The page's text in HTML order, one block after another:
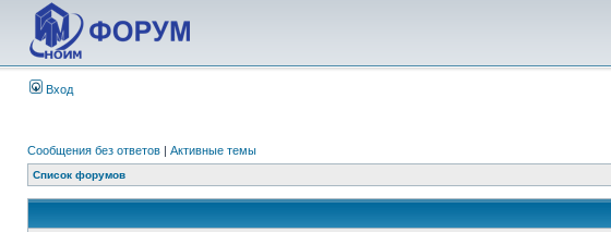
Вход
Сообщения без ответов | Активные темы
Список форумов